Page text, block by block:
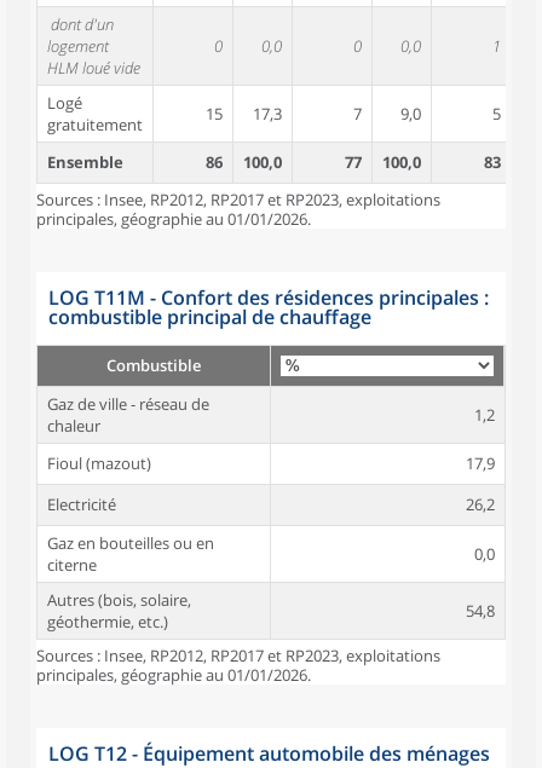
dont d'un
logement
HLM loué vide
0 0,0 0 0,0 1
Logé
gratuitement
15 17,3 7 9,0 5
Ensemble 86 100,0 77 100,0 83
Sources : Insee, RP2012, RP2017 et RP2023, exploitations
principales, géographie au 01/01/2026.
LOG T11M - Confort des résidences principales :
combustible principal de chauffage
Combustible
Gaz de ville - réseau de
chaleur
1,2
Fioul (mazout)
17,9
Electricité
26,2
Gaz en bouteilles ou en
citerne
0,0
Autres (bois, solaire,
géothermie, etc.)
54,8
Sources : Insee, RP2012, RP2017 et RP2023, exploitations
principales, géographie au 01/01/2026.
LOG T12 - Équipement automobile des ménages